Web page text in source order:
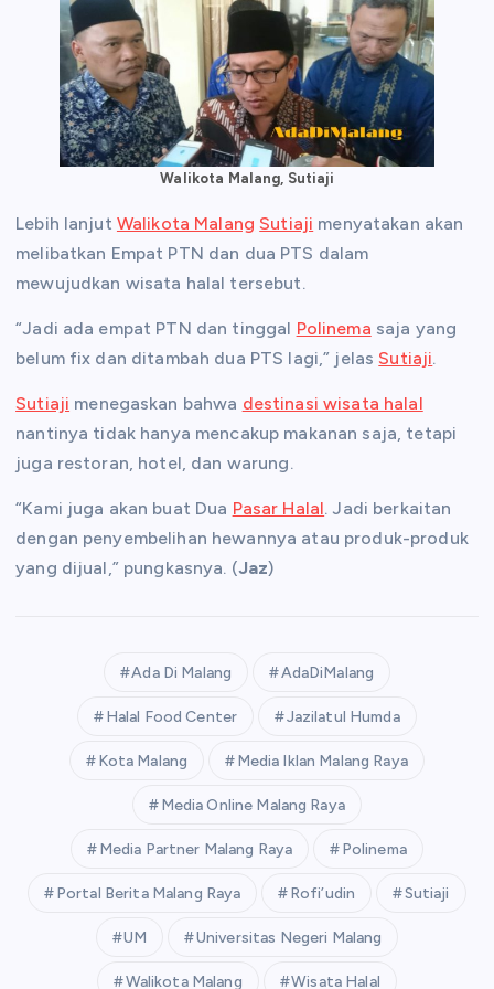
Walikota Malang, Sutiaji
Lebih lanjut Walikota Malang Sutiaji menyatakan akan
melibatkan Empat PTN dan dua PTS dalam
mewujudkan wisata halal tersebut.
“Jadi ada empat PTN dan tinggal Polinema saja yang
belum fix dan ditambah dua PTS lagi,” jelasSutiaji.
Sutiaji menegaskan bahwa destinasi wisata halal
nantinya tidak hanya mencakup makanan saja, tetapi
juga restoran, hotel, dan warung.
“Kami juga akan buat Dua Pasar Halal. Jadi berkaitan
dengan penyembelihan hewannya atau produk-produk
yang dijual,” pungkasnya. (Jaz)
Ada Di Malang AdaDiMalang
Halal Food Center Jazilatul Humda
Kota Malang Media Iklan Malang Raya
Media Online Malang Raya
Media Partner Malang Raya Polinema
Portal Berita Malang Raya Rofi’udin Sutiaji
UM Universitas Negeri Malang
Walikota Malang Wisata Halal